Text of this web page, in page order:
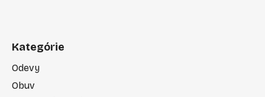
Kategórie
Odevy
Obuv